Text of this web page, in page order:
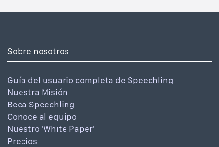
Sobre nosotros
Guía del usuario completa de Speechling
Nuestra Misión
Beca Speechling
Conoce al equipo
Nuestro 'White Paper'
Precios